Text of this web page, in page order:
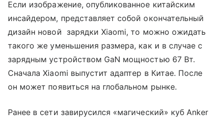
Если изображение, опубликованное китайским
инсайдером, представляет собой окончательный
дизайн новой зарядки Xiaomi, то можно ожидать
такого же уменьшения размера, как и в случае с
зарядным устройством GaN мощностью 67 Вт.
Сначала Xiaomi выпустит адаптер в Китае. После
он может появиться на глобальном рынке.
Ранее в сети завирусился «магический» куб Anker